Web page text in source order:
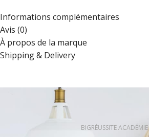
Informations complémentaires
Avis (0)
À propos de la marque
Shipping & Delivery
BIGRÉUSSITE ACADÉMIE